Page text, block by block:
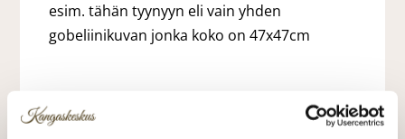
esim. tähän tyynyyn eli vain yhden
gobeliinikuvan jonka koko on 47x47cm
9,00 €